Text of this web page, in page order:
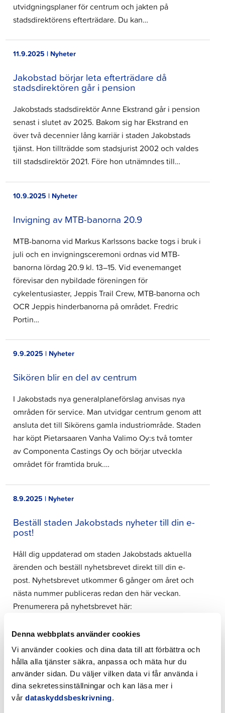
Denna webbplats använder cookies
Vi använder cookies och dina data till att förbättra och
hålla alla tjänster säkra, anpassa och mäta hur du
använder sidan. Du väljer vilken data vi får använda i
dina sekretessinställningar och kan läsa mer i
vår dataskyddsbeskrivning.
utvidgningsplaner för centrum och jakten på
stadsdirektörens efterträdare. Du kan…
11.9.2025 | Nyheter
Jakobstad börjar leta efterträdare då
stadsdirektören går i pension
Jakobstads stadsdirektör Anne Ekstrand går i pension
senast i slutet av 2025. Bakom sig har Ekstrand en
över två decennier lång karriär i staden Jakobstads
tjänst. Hon tillträdde som stadsjurist 2002 och valdes
till stadsdirektör 2021. Före hon utnämndes till…
10.9.2025 | Nyheter
Invigning av MTB-banorna 20.9
MTB-banorna vid Markus Karlssons backe togs i bruk i
juli och en invigningsceremoni ordnas vid MTB-
banorna lördag 20.9 kl. 13–15. Vid evenemanget
förevisar den nybildade föreningen för
cykelentusiaster, Jeppis Trail Crew, MTB-banorna och
OCR Jeppis hinderbanorna på området. Fredric
Portin…
9.9.2025 | Nyheter
Sikören blir en del av centrum
I Jakobstads nya generalplaneförslag anvisas nya
områden för service. Man utvidgar centrum genom att
ansluta det till Sikörens gamla industriområde. Staden
har köpt Pietarsaaren Vanha Valimo Oy:s två tomter
av Componenta Castings Oy och börjar utveckla
området för framtida bruk.…
8.9.2025 | Nyheter
Beställ staden Jakobstads nyheter till din e-
post!
Håll dig uppdaterad om staden Jakobstads aktuella
ärenden och beställ nyhetsbrevet direkt till din e-
post. Nyhetsbrevet utkommer 6 gånger om året och
nästa nummer publiceras redan den här veckan.
Prenumerera på nyhetsbrevet här:
kan läsas på…
5.9.2025 | Nyheter
Jakobstad förstärker sina invånares
beredskap